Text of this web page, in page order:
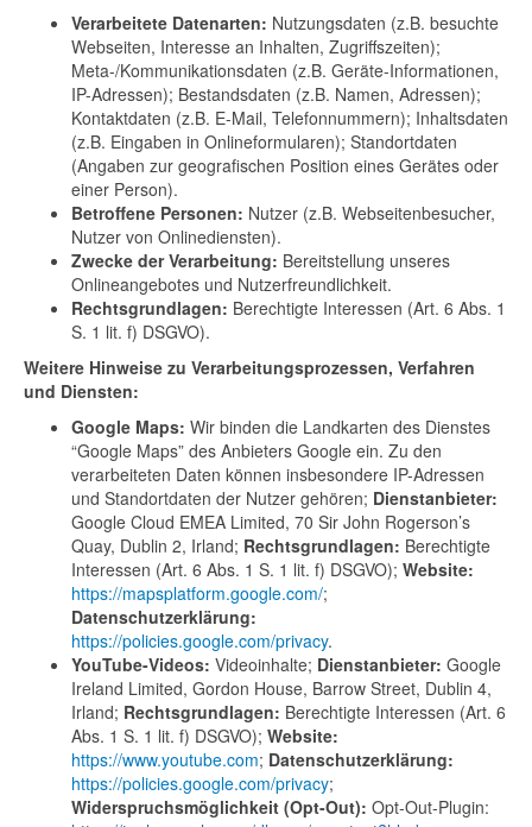
Verarbeitete Datenarten: Nutzungsdaten (z.B. besuchte
Webseiten, Interesse an Inhalten, Zugriffszeiten);
Meta-/Kommunikationsdaten (z.B. Geräte-Informationen,
IP-Adressen); Bestandsdaten (z.B. Namen, Adressen);
Kontaktdaten (z.B. E-Mail, Telefonnummern); Inhaltsdaten
(z.B. Eingaben in Onlineformularen); Standortdaten
(Angaben zur geografischen Position eines Gerätes oder
einer Person).
Betroffene Personen: Nutzer (z.B. Webseitenbesucher,
Nutzer von Onlinediensten).
Zwecke der Verarbeitung: Bereitstellung unseres
Onlineangebotes und Nutzerfreundlichkeit.
Rechtsgrundlagen: Berechtigte Interessen (Art. 6 Abs. 1
S. 1 lit. f) DSGVO).
Weitere Hinweise zu Verarbeitungsprozessen, Verfahren
und Diensten:
Google Maps: Wir binden die Landkarten des Dienstes
“Google Maps” des Anbieters Google ein. Zu den
verarbeiteten Daten können insbesondere IP-Adressen
und Standortdaten der Nutzer gehören; Dienstanbieter:
Google Cloud EMEA Limited, 70 Sir John Rogerson’s
Quay, Dublin 2, Irland; Rechtsgrundlagen: Berechtigte
Interessen (Art. 6 Abs. 1 S. 1 lit. f) DSGVO); Website:
https://mapsplatform.google.com/;
Datenschutzerklärung:
https://policies.google.com/privacy.
YouTube-Videos: Videoinhalte; Dienstanbieter: Google
Ireland Limited, Gordon House, Barrow Street, Dublin 4,
Irland; Rechtsgrundlagen: Berechtigte Interessen (Art. 6
Abs. 1 S. 1 lit. f) DSGVO); Website:
https://www.youtube.com; Datenschutzerklärung:
https://policies.google.com/privacy;
Widerspruchsmöglichkeit (Opt-Out): Opt-Out-Plugin: